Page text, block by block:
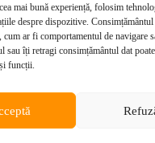
mai bună experiență, folosim
despre dispozitive.
cum ar fi comportamentul de navigare
sau îți retragi consimțământul dat
funcții.
812